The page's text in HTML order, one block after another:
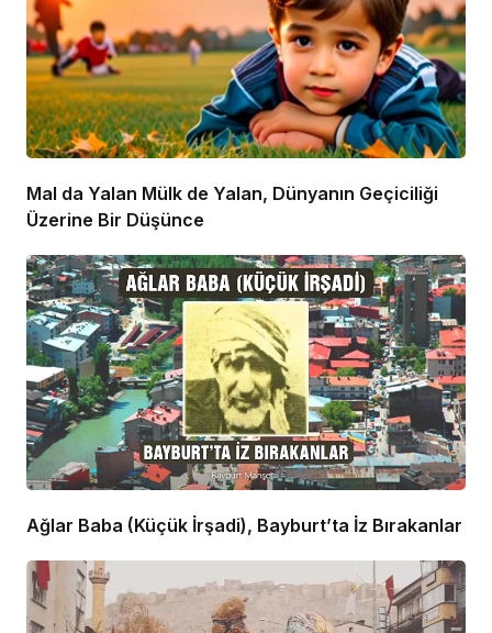
Mal da Yalan Mülk de Yalan, Dünyanın Geçiciliği
Üzerine Bir Düşünce
Ağlar Baba (Küçük İrşadi), Bayburt’ta İz Bırakanlar